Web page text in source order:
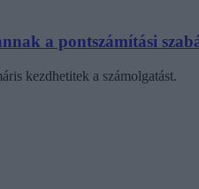
a pontszámítási
kezdhetitek a számolgatást.